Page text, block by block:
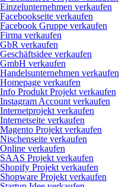
Einzelunternehmen verkaufen
Facebookseite verkaufen
Facebook Gruppe verkaufen
Firma verkaufen
GbR verkaufen
Geschäftsidee verkaufen
GmbH verkaufen
Handelsunternehmen verkaufen
Homepage verkaufen
Info Produkt Projekt verkaufen
Instagram Account verkaufen
Internetprojekt verkaufen
Internetseite verkaufen
Magento Projekt verkaufen
Nischenseite verkaufen
Online verkaufen
SAAS Projekt verkaufen
Shopify Projekt verkaufen
Shopware Projekt verkaufen